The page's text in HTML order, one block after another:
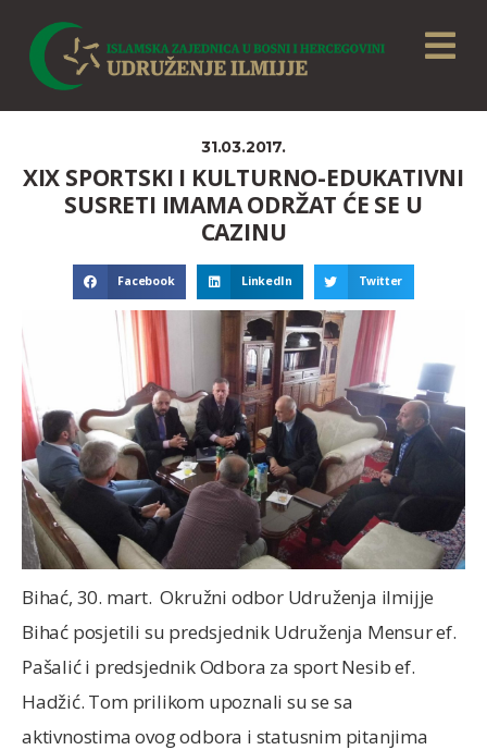
31.03.2017.
XIX SPORTSKI I KULTURNO-EDUKATIVNI
SUSRETI IMAMA ODRŽAT ĆE SE U
CAZINU
Facebook LinkedIn Twitter
Bihać, 30. mart. Okružni odbor Udruženja ilmijje
Bihać posjetili su predsjednik Udruženja Mensur ef.
Pašalić i predsjednik Odbora za sport Nesib ef.
Hadžić. Tom prilikom upoznali su se sa
aktivnostima ovog odbora i statusnim pitanjima